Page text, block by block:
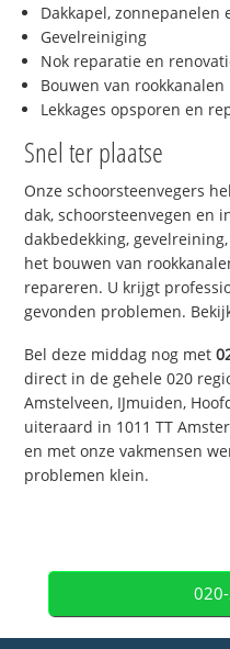
Dakkapel,
Gevelreiniging
Nok reparatie en
Bouwen van rookkanalen
Lekkages opsporen en
Snel ter plaatse
Onze schoorsteenvegers
dak, schoorsteenvegen en
dakbedekking,
het bouwen van
repareren. U krijgt
gevonden problemen.
Bel deze middag nog met
direct in de gehele 020
Amstelveen, IJmuiden,
uiteraard in 1011 TT
en met onze vakmensen
problemen klein.